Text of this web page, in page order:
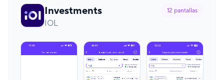
Investments
IOL
12 pantallas